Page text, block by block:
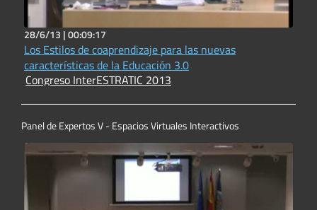
28/6/13 |00:09:17
Los Estilos de coaprendizaje para las nuevas
características de la Educación 3.0
Congreso InterESTRATIC 2013
Panel de Expertos V - Espacios Virtuales Interactivos